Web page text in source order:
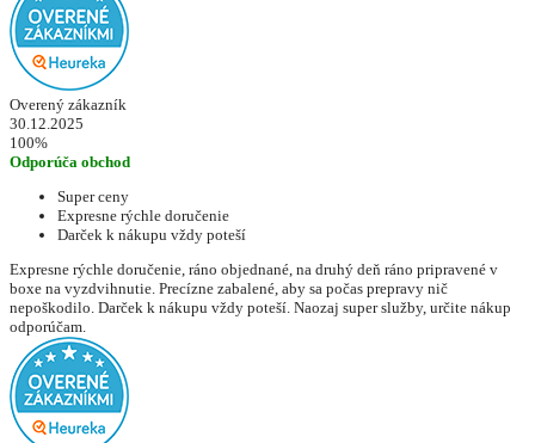
Overený zákazník
30.12.2025
100%
Odporúča obchod
Super ceny
Expresne rýchle doručenie
Darček k nákupu vždy poteší
Expresne rýchle doručenie, ráno objednané, na druhý deň ráno pripravené v
boxe na vyzdvihnutie. Precízne zabalené, aby sa počas prepravy nič
nepoškodilo. Darček k nákupu vždy poteší. Naozaj super služby, určite nákup
odporúčam.